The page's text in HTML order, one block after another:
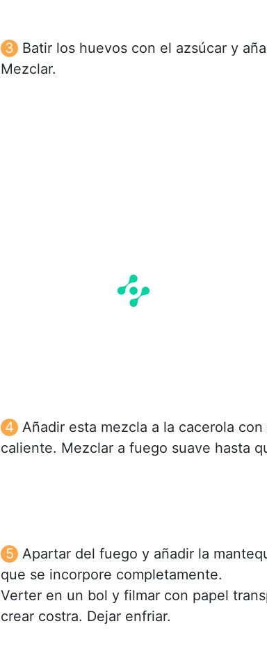
Batir los huevos con el azsúcar y
Mezclar.
Añadir esta mezcla a la cacerola
caliente. Mezclar a fuego suave hasta
Apartar del fuego y añadir la
que se incorpore completamente.
Verter en un bol y filmar con papel
crear costra. Dejar enfriar.